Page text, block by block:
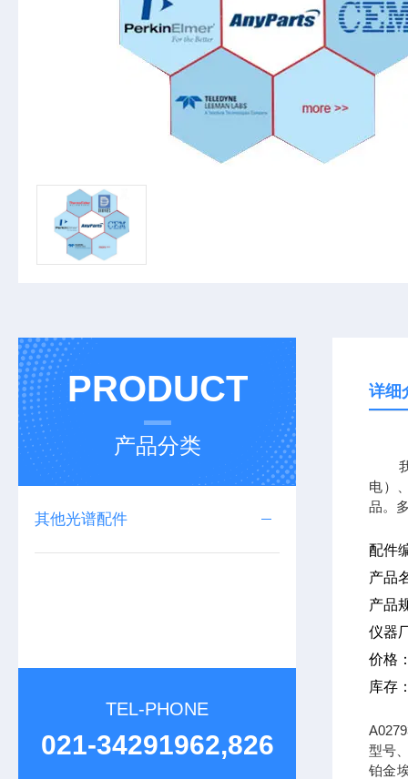
PRODUCT
产品分类
其他光谱配件
TEL-PHONE
021-34291962,826
详细
我
电）
品。
配件
产品
产品
仪器
价格
库存
型号
铂金